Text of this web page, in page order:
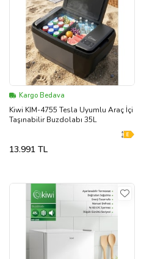
Kargo Bedava
Kiwi KIM-4755 Tesla Uyumlu Araç İçi
Taşınabilir Buzdolabı 35L
13.991 TL